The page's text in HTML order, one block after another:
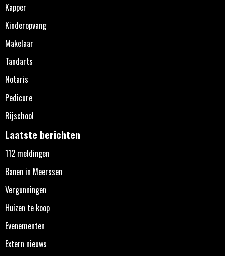
Kapper
Kinderopvang
Makelaar
Tandarts
Notaris
Pedicure
Rijschool
Laatste berichten
112 meldingen
Banen in Meerssen
Vergunningen
Huizen te koop
Evenementen
Extern nieuws